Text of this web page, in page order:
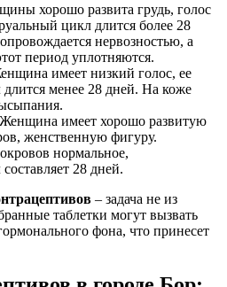
хорошо развита грудь, голос
цикл длится более 28
нервозностью, а
период уплотняются.
имеет низкий голос, ее
менее 28 дней. На коже
имеет хорошо развитую
женственную фигуру.
нормальное,
28 дней.
– задача не из
таблетки могут вызвать
фона, что принесет